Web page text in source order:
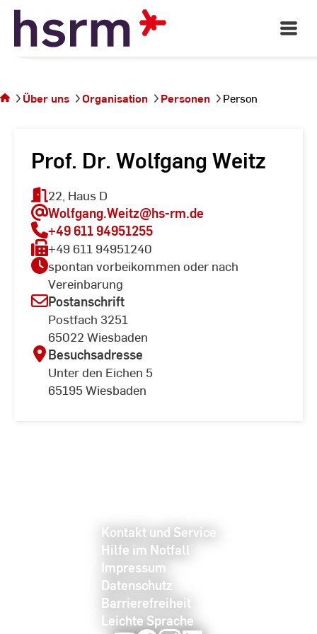
Skip
Content
Open
Main
sich auf
der
Über uns Organisation Personen Person
Prof. Dr. Wolfgang Weitz
22, Haus D
Wolfgang.Weitz@hs-rm.de
+49 611 94951255
+49 611 94951240
spontan vorbeikommen oder nach
Vereinbarung
Postanschrift
Postfach 3251
65022 Wiesbaden
Besuchsadresse
Unter den Eichen 5
65195 Wiesbaden
Kontakt und Service
Hilfe im Notfall
Impressum
Datenschutz
Barrierefreiheit
Leichte Sprache